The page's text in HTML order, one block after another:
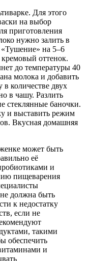
Для этого
на выбор
приготовления
нужно залить в
на 5–6
кремовый оттенок.
до температуры 40
молока и добавить
в количестве двух
в чашу. Разлить
стеклянные баночки.
и выставить режим
Вкусная домашняя
может быть
её
и
пищеварения
должна быть
к недостатку
если не
такими
обеспечить
и